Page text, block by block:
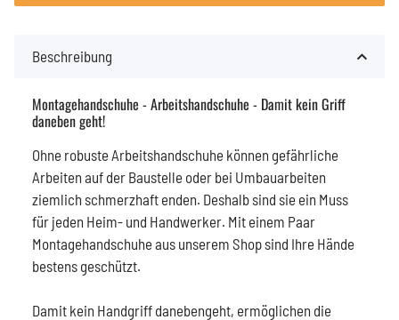
Beschreibung
Montagehandschuhe - Arbeitshandschuhe - Damit kein Griff
daneben geht!
Ohne robuste Arbeitshandschuhe können gefährliche
Arbeiten auf der Baustelle oder bei Umbauarbeiten
ziemlich schmerzhaft enden. Deshalb sind sie ein Muss
für jeden Heim- und Handwerker. Mit einem Paar
Montagehandschuhe aus unserem Shop sind Ihre Hände
bestens geschützt.
Damit kein Handgriff danebengeht, ermöglichen die